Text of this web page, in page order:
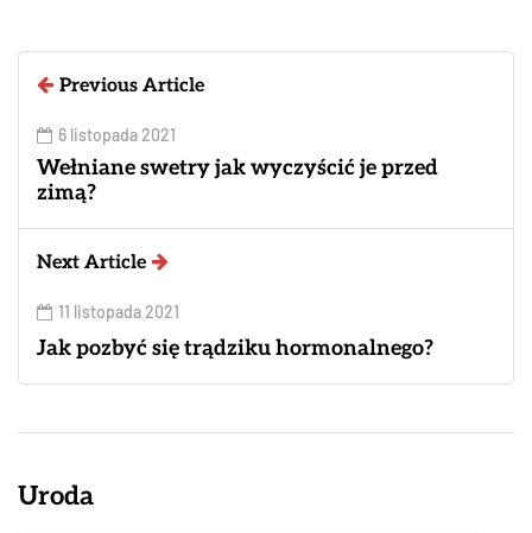
Previous Article
6 listopada 2021
Wełniane swetry jak wyczyścić je przed
zimą?
Next Article
11 listopada 2021
Jak pozbyć się trądziku hormonalnego?
Uroda